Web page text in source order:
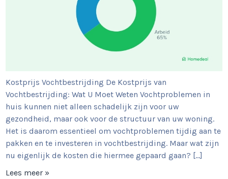
Kostprijs Vochtbestrijding De Kostprijs van
Vochtbestrijding: Wat U Moet Weten Vochtproblemen in
huis kunnen niet alleen schadelijk zijn voor uw
gezondheid, maar ook voor de structuur van uw woning.
Het is daarom essentieel om vochtproblemen tijdig aan te
pakken en te investeren in vochtbestrijding. Maar wat zijn
nu eigenlijk de kosten die hiermee gepaard gaan? […]
Lees meer »